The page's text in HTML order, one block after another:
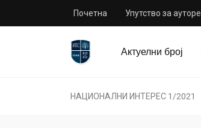
Почетна Упутство за ауторе
Актуелни број
НАЦИОНАЛНИ ИНТЕРЕС 1/2021